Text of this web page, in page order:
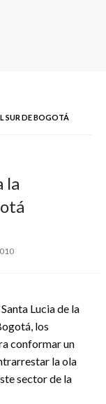
SUR DE BOGOTÁ
la
Lucia de la
los
conformar un
la ola
sector de la